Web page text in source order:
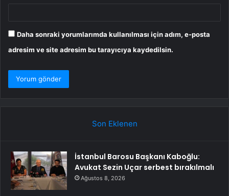
Daha sonraki yorumlarımda kullanılması için adım, e-posta
adresim ve site adresim bu tarayıcıya kaydedilsin.
Son Eklenen
İstanbul Barosu Başkanı Kaboğlu:
Avukat Sezin Uçar serbest bırakılmalı
Ağustos 8, 2026